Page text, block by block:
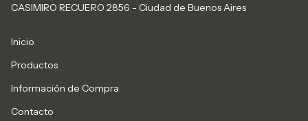
CASIMIRO RECUERO 2856 - Ciudad de Buenos Aires
Inicio
Productos
Información de Compra
Contacto